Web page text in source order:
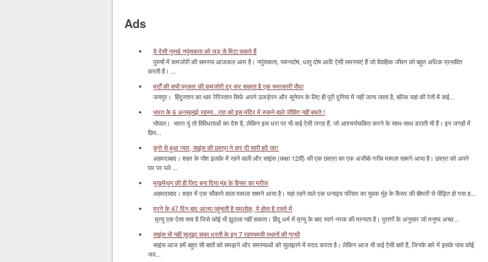
Ads
ये देसी नुस्खे नपुंसकता को जड़ से मिटा सकते हैं
पुरुषों में कमजोरी की समस्या आजकल आम है। नपुंसकता, स्वप्नदोष, धातु दोष आदि ऐसी समस्याएं हैं जो वैवाहिक जीवन को बहुत अधिक प्रभावित
करती हैं। ...
मर्दों की सभी प्रकार की कमजोरी दूर कर सकता है एक चमत्‍कारी पौधा
जयपुर। हिंदुस्‍तान का थार रेगिस्‍तान सिर्फ अपने उजड़ेपन और सूनेपन के लिए ही पूरी दुनिया में नहीं जाना जाता है, बल्कि यहां की रेतों में कई...
भारत के 6 अनसुलझे रहस्य...रात को इस मंदिर में रुकने वाले जीवित नहीं बचते !
भोपाल। भारत यूं तो विविधताओं का देश है, लेकिन इस धरा पर भी कई ऐसी जगह हैं, जो आश्चर्यचकित करने के साथ-साथ डराती भी हैं। इन जगहों में
छिप...
कुत्ते से हुआ प्यार, साइंस की छात्रा ने कर दी सारी हदें पार!
अहमदाबाद। शहर के पॉश इलाके में रहने वाली और साइंस (कक्षा 12वीं) की एक छात्रा का एक अजीबो-गरीब मामला सामने आया है। छात्रा को अपने
घर पर पले ...
मुखमैथुन की ही जिद बना दिया मुंह के कैंसर का मरीज
अहमदाबाद। शहर में एक चौंकाने वाला मामला सामने आया है। यहां रहने वाले एक धनाढ्य परिवार का युवक मुंंह के कैंसर की बीमारी से पीड़ित हो गया ह...
मरने के 47 दिन बाद आत्मा पहुंचती है यमलोक, ये होता है रास्ते में
मृत्यु एक ऐसा सच है जिसे कोई भी झुठला नहीं सकता। हिंदू धर्म में मृत्यु के बाद स्वर्ग-नरक की मान्यता है। पुराणों के अनुसार जो मनुष्य अच्छ...
साइंस भी नहीं सुलझा सका धरती के इन 7 रहस्यमयी स्थानों की गुत्थी
साइंस आज हमें बहुत सी बातों को समझने और समस्याओं को सुलझाने में मदद करता है। लेकिन आज भी कई ऐसी बातें हैं, जिनके बारे में इसके पास कोई
जव...